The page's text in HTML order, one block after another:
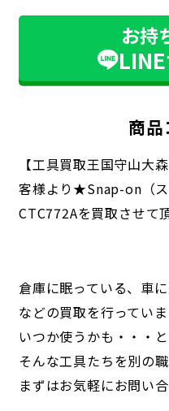
お持
LINE
商品
【工具買取王国守山
客様より★Snap-on（
CTC772Aを買取させて
倉庫に眠っている、車
などの買取を行っていま
いつか使うかも・・・
そんな工具たちを別の
まずはお気軽にお問い